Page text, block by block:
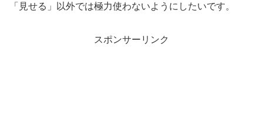
「見せる」以外では極力使わないようにしたいです。
スポンサーリンク